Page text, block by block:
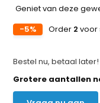
Geniet van deze
-5%
Order 2 voor
Bestel nu, betaal later!
Grotere aantallen